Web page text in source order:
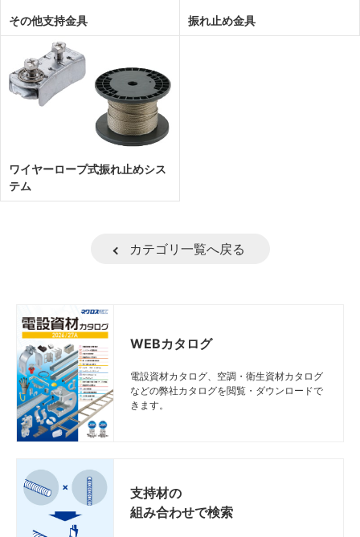
その他支持金具 振れ止め金具
ワイヤーロープ式振れ止めシス
テム
カテゴリ一覧へ戻る
WEBカタログ
電設資材カタログ、空調・衛生資材カタログ
などの弊社カタログを閲覧・ダウンロードで
きます。
支持材の
組み合わせで検索